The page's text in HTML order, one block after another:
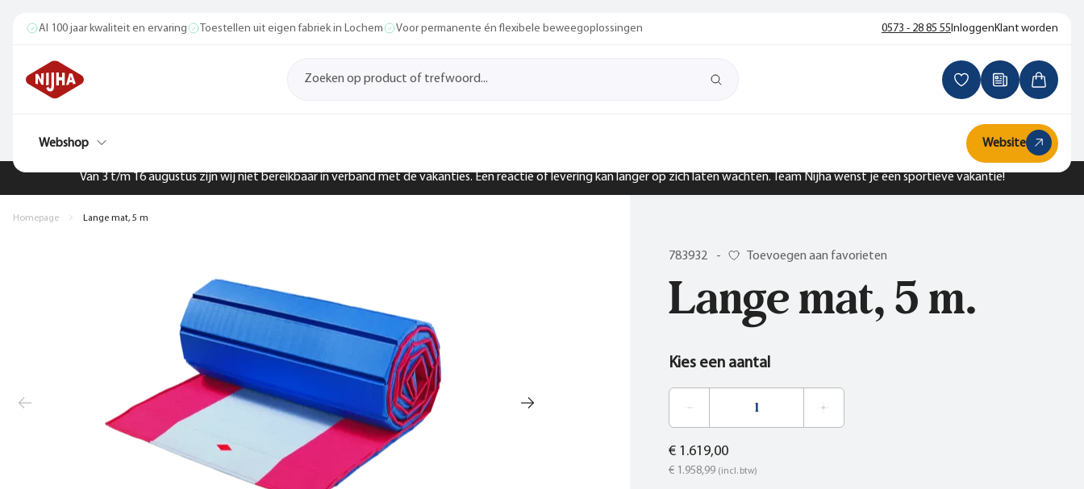
Van 3 t/m 16 augustus zijn wij niet bereikbaar in verband met de vakanties. Een reactie of levering kan langer op zich laten wachten. Team Nijha wenst je een sportieve vakantie!
Al 100 jaar kwaliteit en ervaring Toestellen uit eigen fabriek in Lochem Voor permanente én flexibele beweegoplossingen 0573 - 28 85 55InloggenKlant worden
Webshop Website
783932 - Toevoegen aan favorieten
Lange mat, 5 m.
Kies een aantal
€ 1.619,00
€ 1.958,99 (incl. btw)
Homepage Lange mat, 5 m